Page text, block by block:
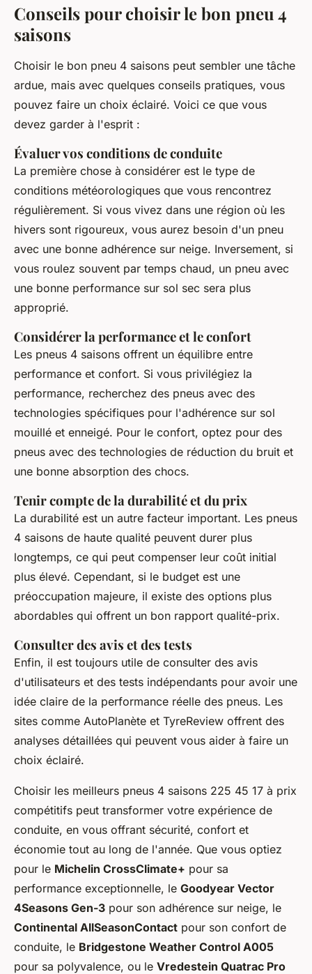
Conseils pour choisir le bon pneu 4
saisons
Choisir le bon pneu 4 saisons peut sembler une tâche
ardue, mais avec quelques conseils pratiques, vous
pouvez faire un choix éclairé. Voici ce que vous
devez garder à l'esprit :
Évaluer vos conditions de conduite
La première chose à considérer est le type de
conditions météorologiques que vous rencontrez
régulièrement. Si vous vivez dans une région où les
hivers sont rigoureux, vous aurez besoin d'un pneu
avec une bonne adhérence sur neige. Inversement, si
vous roulez souvent par temps chaud, un pneu avec
une bonne performance sur sol sec sera plus
approprié.
Considérer la performance et le confort
Les pneus 4 saisons offrent un équilibre entre
performance et confort. Si vous privilégiez la
performance, recherchez des pneus avec des
technologies spécifiques pour l'adhérence sur sol
mouillé et enneigé. Pour le confort, optez pour des
pneus avec des technologies de réduction du bruit et
une bonne absorption des chocs.
Tenir compte de la durabilité et du prix
La durabilité est un autre facteur important. Les pneus
4 saisons de haute qualité peuvent durer plus
longtemps, ce qui peut compenser leur coût initial
plus élevé. Cependant, si le budget est une
préoccupation majeure, il existe des options plus
abordables qui offrent un bon rapport qualité-prix.
Consulter des avis et des tests
Enfin, il est toujours utile de consulter des avis
d'utilisateurs et des tests indépendants pour avoir une
idée claire de la performance réelle des pneus. Les
sites comme AutoPlanète et TyreReview offrent des
analyses détaillées qui peuvent vous aider à faire un
choix éclairé.
Choisir les meilleurs pneus 4 saisons 225 45 17 à prix
compétitifs peut transformer votre expérience de
conduite, en vous offrant sécurité, confort et
économie tout au long de l'année. Que vous optiez
pour le Michelin CrossClimate+ pour sa
performance exceptionnelle, le Goodyear Vector
4Seasons Gen-3 pour son adhérence sur neige, le
Continental AllSeasonContact pour son confort de
conduite, le Bridgestone Weather Control A005
pour sa polyvalence, ou le Vredestein Quatrac Pro